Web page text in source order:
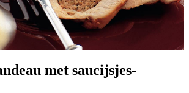
met saucijsjes-